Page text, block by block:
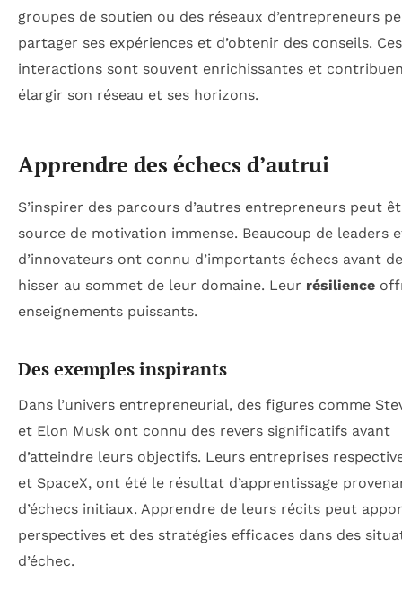
groupes de soutien ou des réseaux d’entrepreneurs
partager ses expériences et d’obtenir des conseils. Ces
interactions sont souvent enrichissantes et
élargir son réseau et ses horizons.
Apprendre des échecs d’autrui
S’inspirer des parcours d’autres entrepreneurs peut
source de motivation immense. Beaucoup de leaders
d’innovateurs ont connu d’importants échecs avant
hisser au sommet de leur domaine. Leur résilience
enseignements puissants.
Des exemples inspirants
Dans l’univers entrepreneurial, des figures comme
et Elon Musk ont connu des revers significatifs avant
d’atteindre leurs objectifs. Leurs entreprises
et SpaceX, ont été le résultat d’apprentissage
d’échecs initiaux. Apprendre de leurs récits peut
perspectives et des stratégies efficaces dans des
d’échec.